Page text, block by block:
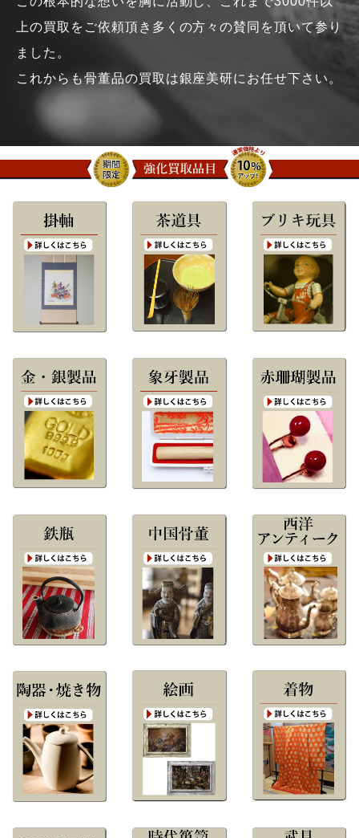
上の買取をご依頼頂き多くの方々の賛同を頂いて参り
ました。
これからも骨董品の買取は銀座美研にお任せ下さい。